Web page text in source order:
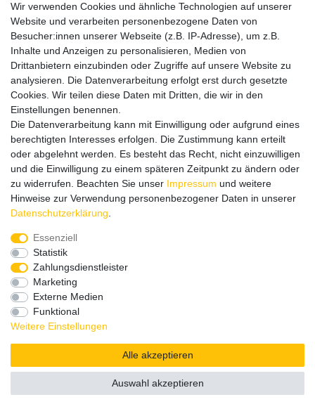
mit vielen spannenden Artikeln.
Bitte entschuldigen Sie, wenn wir telefonisch wegen hoher
betrieblicher Auslastung nicht erreichbar sein sollten.
Schreiben Sie uns gerne eine E-Mail mit Ihrer Telefonnummer
und der Bitte um Rückruf.
Wir rufen Sie schnellstmöglich zurück.
Wir versenden in die folgenden Länder
Versandkostenfrei (DE) ab 69 €
Wir verwenden Cookies und ähnliche Technologien auf unserer
Website und verarbeiten personenbezogene Daten von
Besucher:innen unserer Webseite (z.B. IP-Adresse), um z.B.
Inhalte und Anzeigen zu personalisieren, Medien von
Drittanbietern einzubinden oder Zugriffe auf unsere Website zu
analysieren. Die Datenverarbeitung erfolgt erst durch gesetzte
Cookies. Wir teilen diese Daten mit Dritten, die wir in den
Einstellungen benennen.
Die Datenverarbeitung kann mit Einwilligung oder aufgrund eines
berechtigten Interesses erfolgen. Die Zustimmung kann erteilt
oder abgelehnt werden. Es besteht das Recht, nicht einzuwilligen
und die Einwilligung zu einem späteren Zeitpunkt zu ändern oder
zu widerrufen. Beachten Sie unser Impressum und weitere
Hinweise zur Verwendung personenbezogener Daten in unserer
Daten­schutz­erklärung
Essenziell
Statistik
Zahlungsdienstleister
Marketing
Externe Medien
Funktional
Weitere Einstellungen
Alle akzeptieren
Auswahl akzeptieren